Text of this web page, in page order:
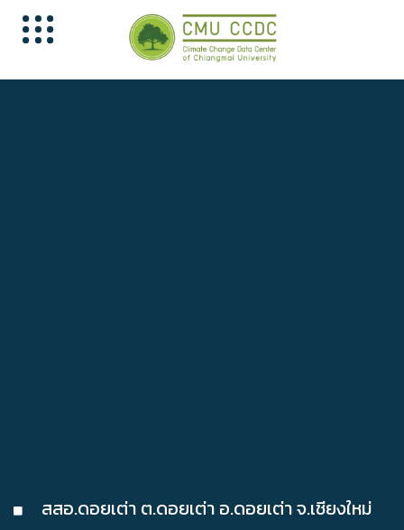
สสอ.ดอยเต่า ต.ดอยเต่า อ.ดอยเต่า จ.เชียงใหม่